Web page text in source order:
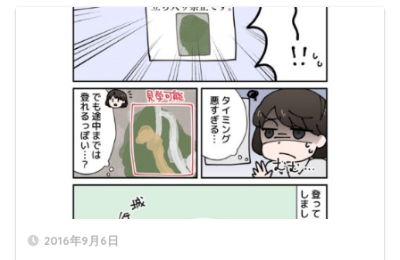
2016年9月6日